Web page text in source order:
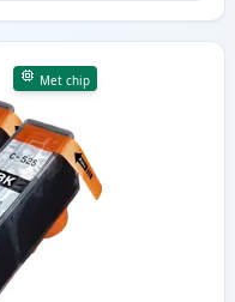
Met chip